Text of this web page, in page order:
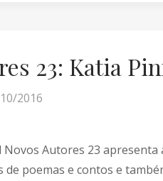
23: Katia
2016
Novos Autores 23
de poemas e contos e